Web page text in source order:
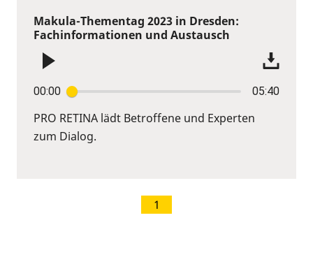
Makula-Thementag 2023 in Dresden:
Fachinformationen und Austausch
00:00 05:40
PRO RETINA lädt Betroffene und Experten
zum Dialog.
1